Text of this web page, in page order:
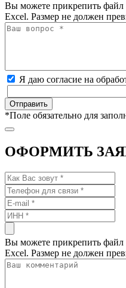
Вы можете прикрепить файл
Excel. Размер не должен
Я даю согласие на
*Поле обязательно для
ОФОРМИТЬ
Вы можете прикрепить файл
Excel. Размер не должен